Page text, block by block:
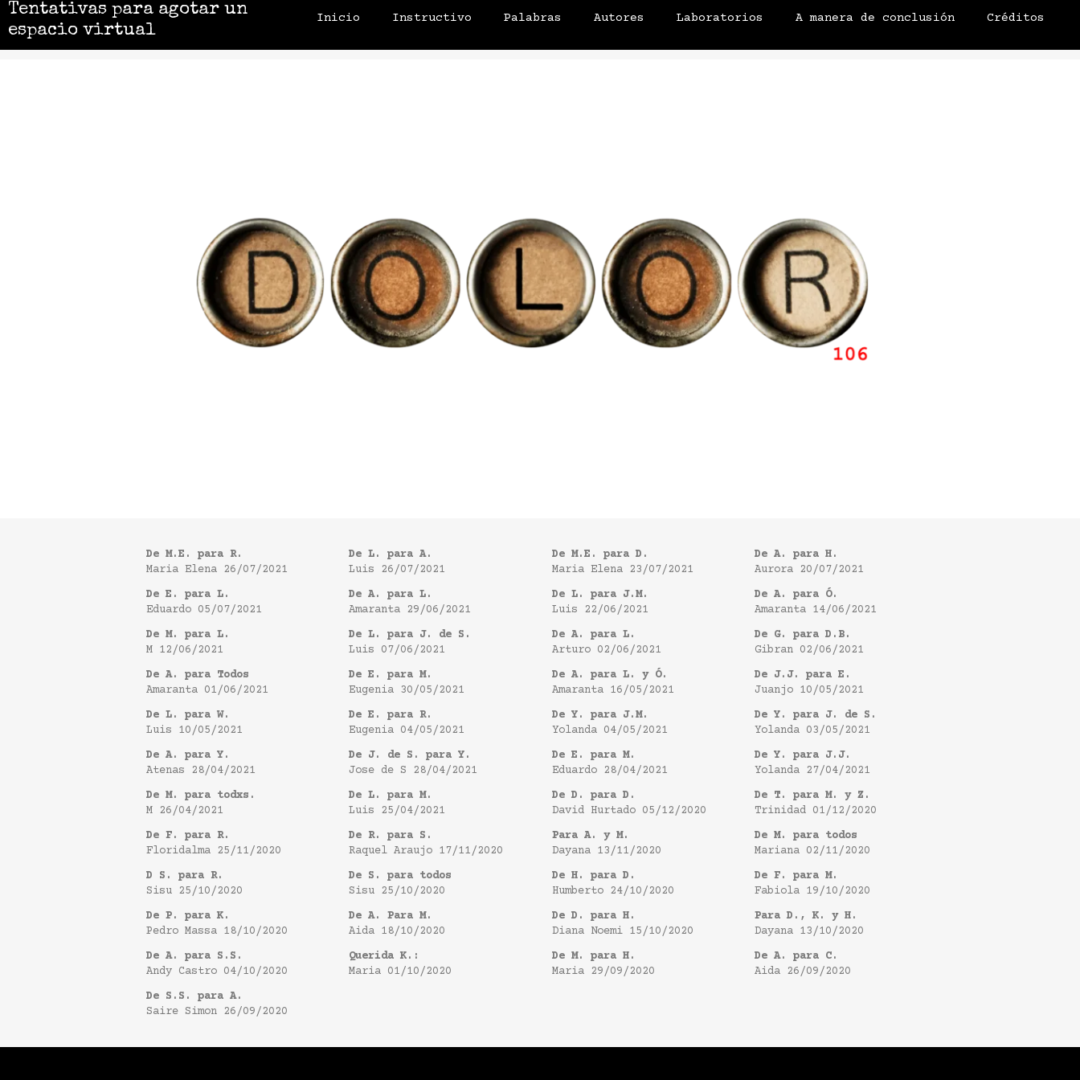
Tentativas para agotar un
espacio virtual
Inicio Instructivo Palabras Autores Laboratorios A manera de conclusión Créditos
De M.E. para R.
Maria Elena 26/07/2021
De L. para A.
Luis 26/07/2021
De M.E. para D.
Maria Elena 23/07/2021
De A. para H.
Aurora 20/07/2021
De E. para L.
Eduardo 05/07/2021
De A. para L.
Amaranta 29/06/2021
De L. para J.M.
Luis 22/06/2021
De A. para Ó.
Amaranta 14/06/2021
De M. para L.
M 12/06/2021
De L. para J. de S.
Luis 07/06/2021
De A. para L.
Arturo 02/06/2021
De G. para D.B.
Gibran 02/06/2021
De A. para Todos
Amaranta 01/06/2021
De E. para M.
Eugenia 30/05/2021
De A. para L. y Ó.
Amaranta 16/05/2021
De J.J. para E.
Juanjo 10/05/2021
De L. para W.
Luis 10/05/2021
De E. para R.
Eugenia 04/05/2021
De Y. para J.M.
Yolanda 04/05/2021
De Y. para J. de S.
Yolanda 03/05/2021
De A. para Y.
Atenas 28/04/2021
De J. de S. para Y.
Jose de S 28/04/2021
De E. para M.
Eduardo 28/04/2021
De Y. para J.J.
Yolanda 27/04/2021
De M. para todxs.
M 26/04/2021
De L. para M.
Luis 25/04/2021
De D. para D.
David Hurtado 05/12/2020
De T. para M. y Z.
Trinidad 01/12/2020
De F. para R.
Floridalma 25/11/2020
De R. para S.
Raquel Araujo 17/11/2020
Para A. y M.
Dayana 13/11/2020
De M. para todos
Mariana 02/11/2020
D S. para R.
Sisu 25/10/2020
De S. para todos
Sisu 25/10/2020
De H. para D.
Humberto 24/10/2020
De F. para M.
Fabiola 19/10/2020
De P. para K.
Pedro Massa 18/10/2020
De A. Para M.
Aida 18/10/2020
De D. para H.
Diana Noemi 15/10/2020
Para D., K. y H.
Dayana 13/10/2020
De A. para S.S.
Andy Castro 04/10/2020
Querida K.:
Maria 01/10/2020
De M. para H.
Maria 29/09/2020
De A. para C.
Aida 26/09/2020
De S.S. para A.
Saire Simon 26/09/2020